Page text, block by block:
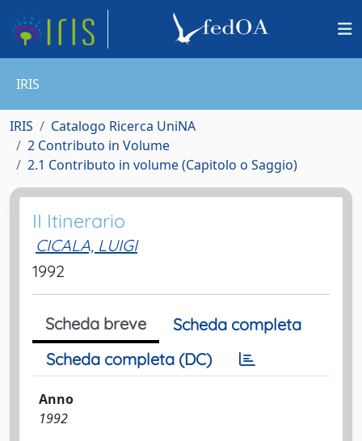
IRIS
IRIS
Catalogo Ricerca UniNA
2 Contributo in Volume
2.1 Contributo in volume (Capitolo o Saggio)
II Itinerario
CICALA, LUIGI
1992
Scheda breve
Scheda completa
Scheda completa (DC)
Anno
1992